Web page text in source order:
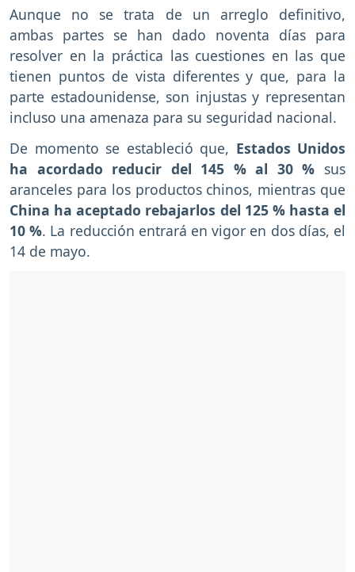
Aunque no se trata de un arreglo definitivo,
ambas partes se han dado noventa días para
resolver en la práctica las cuestiones en las que
tienen puntos de vista diferentes y que, para la
parte estadounidense, son injustas y representan
incluso una amenaza para su seguridad nacional.
De momento se estableció que, Estados Unidos
ha acordado reducir del 145 % al 30 % sus
aranceles para los productos chinos, mientras que
China ha aceptado rebajarlos del 125 % hasta el
10 %. La reducción entrará en vigor en dos días, el
14 de mayo.